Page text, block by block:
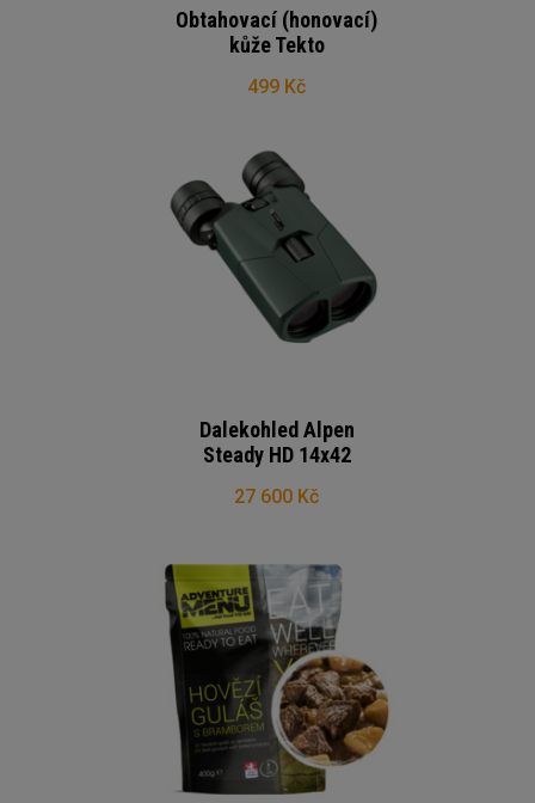
Obtahovací (honovací)
kůže Tekto
499 Kč
Dalekohled Alpen
Steady HD 14x42
27 600 Kč